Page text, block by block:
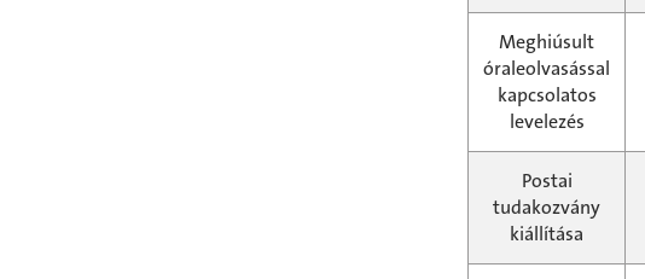
Meghiúsult
óraleolvasással
kapcsolatos
levelezés
Postai
tudakozvány
kiállítása